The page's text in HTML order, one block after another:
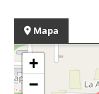
Mapa
+
−